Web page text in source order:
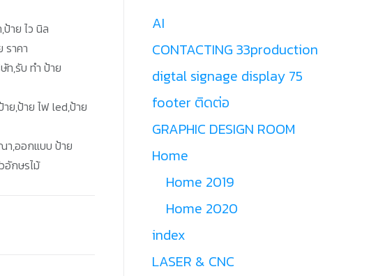
าย ไว นิล
ราคา
ท,รับ ทำ ป้าย
ย,ป้าย ไฟ led,ป้าย
า,ออกแบบ ป้าย
อักษรไม้
AI
CONTACTING 33production
digtal signage display 75
footer ติดต่อ
GRAPHIC DESIGN ROOM
Home
Home 2019
Home 2020
index
LASER & CNC